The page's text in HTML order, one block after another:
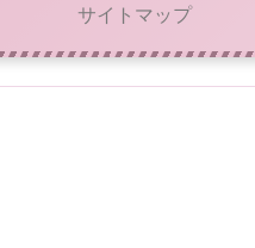
サイトマップ